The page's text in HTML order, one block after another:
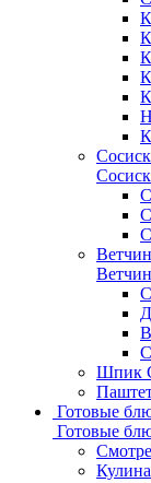
Шпик
Готовые
Готовые